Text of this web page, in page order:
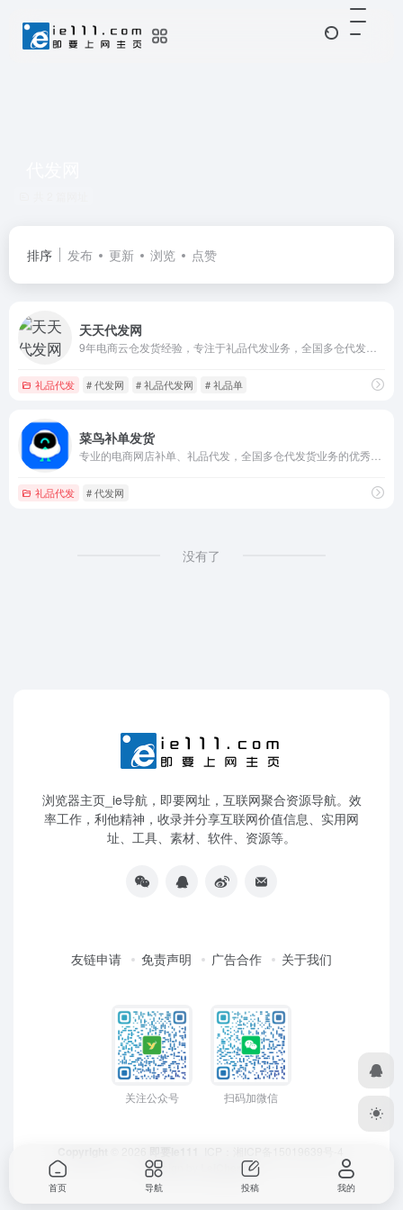
排序 发布 更新 浏览 点赞
天天代发网
礼品代发 # 代发网 # 礼品代发网 # 礼品单
菜鸟补单发货
礼品代发 # 代发网
没有了
浏览器主页_ie导航，即要网址，互联网聚合资源导航。效
率工作，利他精神，收录并分享互联网价值信息、实用网
址、工具、素材、软件、资源等。
友链申请 免责声明 广告合作 关于我们
关注公众号 扫码加微信
Design by
LeiCheng
首页 导航 投稿 我的